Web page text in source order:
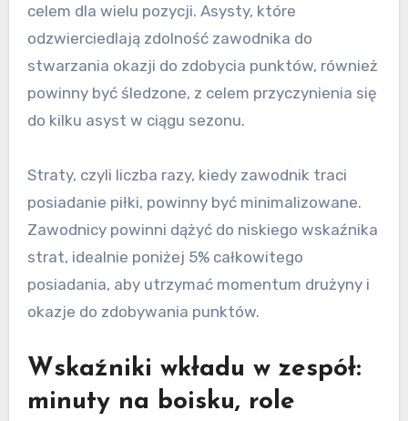
celem dla wielu pozycji. Asysty, które
odzwierciedlają zdolność zawodnika do
stwarzania okazji do zdobycia punktów, również
powinny być śledzone, z celem przyczynienia się
do kilku asyst w ciągu sezonu.
Straty, czyli liczba razy, kiedy zawodnik traci
posiadanie piłki, powinny być minimalizowane.
Zawodnicy powinni dążyć do niskiego wskaźnika
strat, idealnie poniżej 5% całkowitego
posiadania, aby utrzymać momentum drużyny i
okazje do zdobywania punktów.
Wskaźniki wkładu w zespół:
minuty na boisku, role